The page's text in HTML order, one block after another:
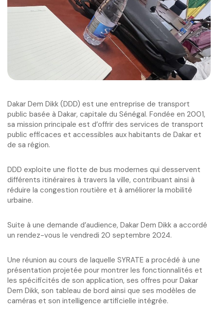
Dakar Dem Dikk (DDD) est une entreprise de transport
public basée à Dakar, capitale du Sénégal. Fondée en 2001,
sa mission principale est d’offrir des services de transport
public efficaces et accessibles aux habitants de Dakar et
de sa région.
DDD exploite une flotte de bus modernes qui desservent
différents itinéraires à travers la ville, contribuant ainsi à
réduire la congestion routière et à améliorer la mobilité
urbaine.
Suite à une demande d’audience, Dakar Dem Dikk a accordé
un rendez-vous le vendredi 20 septembre 2024.
Une réunion au cours de laquelle SYRATE a procédé à une
présentation projetée pour montrer les fonctionnalités et
les spécificités de son application, ses offres pour Dakar
Dem Dikk, son tableau de bord ainsi que ses modèles de
caméras et son intelligence artificielle intégrée.